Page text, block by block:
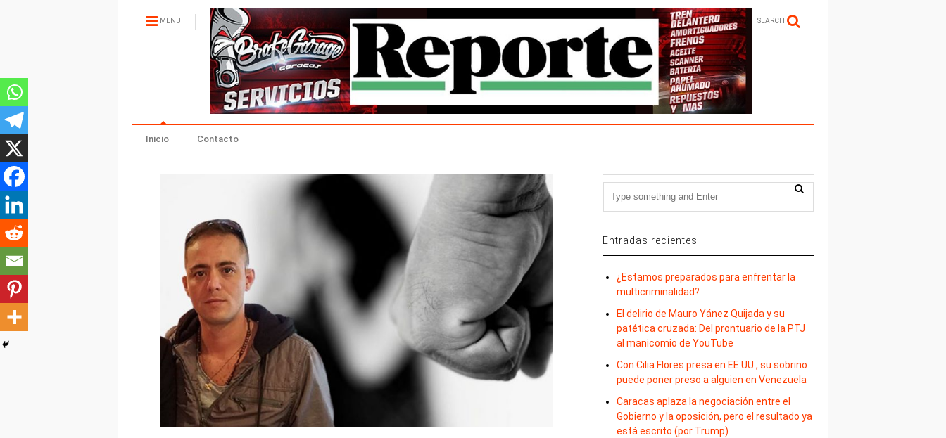
MENU SEARCH
Inicio Contacto
Entradas recientes
¿Estamos preparados para enfrentar la
multicriminalidad?
El delirio de Mauro Yánez Quijada y su
patética cruzada: Del prontuario de la PTJ
al manicomio de YouTube
Con Cilia Flores presa en EE.UU., su sobrino
puede poner preso a alguien en Venezuela
Caracas aplaza la negociación entre el
Gobierno y la oposición, pero el resultado ya
está escrito (por Trump)